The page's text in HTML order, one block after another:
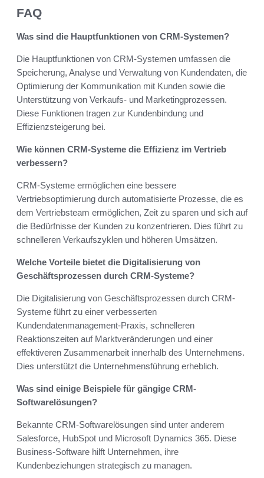
FAQ
Was sind die Hauptfunktionen von CRM-Systemen?
Die Hauptfunktionen von CRM-Systemen umfassen die
Speicherung, Analyse und Verwaltung von Kundendaten, die
Optimierung der Kommunikation mit Kunden sowie die
Unterstützung von Verkaufs- und Marketingprozessen.
Diese Funktionen tragen zur Kundenbindung und
Effizienzsteigerung bei.
Wie können CRM-Systeme die Effizienz im Vertrieb
verbessern?
CRM-Systeme ermöglichen eine bessere
Vertriebsoptimierung durch automatisierte Prozesse, die es
dem Vertriebsteam ermöglichen, Zeit zu sparen und sich auf
die Bedürfnisse der Kunden zu konzentrieren. Dies führt zu
schnelleren Verkaufszyklen und höheren Umsätzen.
Welche Vorteile bietet die Digitalisierung von
Geschäftsprozessen durch CRM-Systeme?
Die Digitalisierung von Geschäftsprozessen durch CRM-
Systeme führt zu einer verbesserten
Kundendatenmanagement-Praxis, schnelleren
Reaktionszeiten auf Marktveränderungen und einer
effektiveren Zusammenarbeit innerhalb des Unternehmens.
Dies unterstützt die Unternehmensführung erheblich.
Was sind einige Beispiele für gängige CRM-
Softwarelösungen?
Bekannte CRM-Softwarelösungen sind unter anderem
Salesforce, HubSpot und Microsoft Dynamics 365. Diese
Business-Software hilft Unternehmen, ihre
Kundenbeziehungen strategisch zu managen.